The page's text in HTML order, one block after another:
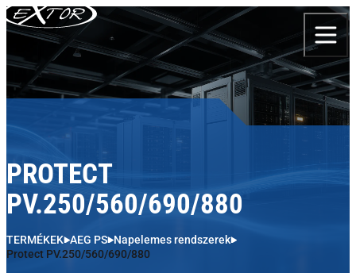
Skip to content
PROTECT
PV.250/560/690/880
TERMÉKEK AEG PS Napelemes rendszerek
Protect PV.250/560/690/880